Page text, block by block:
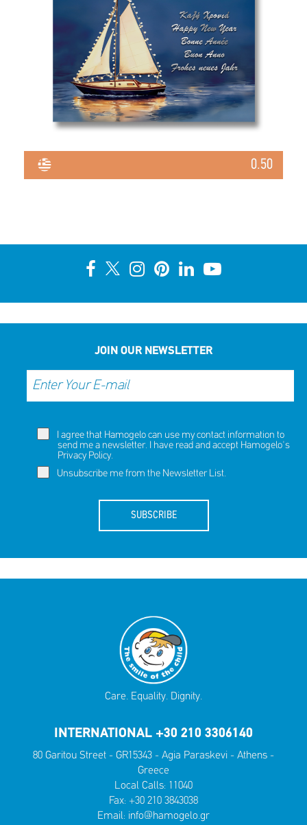
0.50
JOIN OUR NEWSLETTER
I agree that Hamogelo can use my contact information to
send me a newsletter. I have read and accept Hamogelo's
Privacy Policy.
Unsubscribe me from the Newsletter List.
SUBSCRIBE
Care. Equality. Dignity.
INTERNATIONAL +30 210 3306140
80 Garitou Street - GR15343 - Agia Paraskevi - Athens -
Greece
Local Calls: 11040
Fax: +30 210 3843038
Email: info@hamogelo.gr